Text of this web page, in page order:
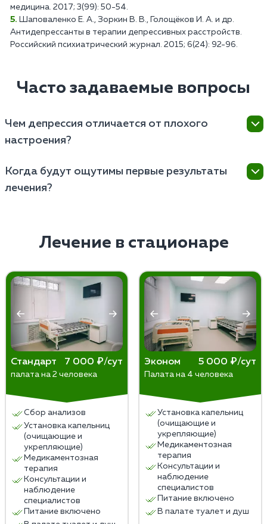
медицина. 2017; 3(99): 50-54.
Шаповаленко Е. А., Зоркин В. В., Голощёков И. А. и др.
Антидепрессанты в терапии депрессивных расстройств.
Российский психиатрический журнал. 2015; 6(24): 92-96.
Часто задаваемые вопросы
Чем депрессия отличается от плохого
настроения?
симптомов (более двух недель), более интенсивным
и устойчивым нарушением настроения. Она может
потерей аппетита или избыточным приемом пищи,
более серьезные последствия для здоровья, может
привести к ухудшению физического и психического
благополучия и повышает риск самоубийства.
Когда будут ощутимы первые результаты
лечения?
Тип и тяжесть депрессивного расстройства –
поддаются терапии и требуют большего
времени для достижения значимых улучшений.
Индивидуальные особенности пациента —
некоторым людям потребуется больше
времени, чтобы заметить улучшения в своем
состоянии.
Как правило, ощутимые результаты начинают
появляться в течение нескольких недель после
восстановления может потребоваться
продолжительное время — от нескольких
месяцев до года и более.
Лечение в стационаре
Стандарт 7 000 ₽/сут
палата на 2 человека
Сбор анализов
Установка капельниц
(очищающие и
укрепляющие)
Медикаментозная
терапия
Консультации и
наблюдение
специалистов
Питание включено
Эконом 5 000 ₽/сут
Палата на 4 человека
Установка капельниц
(очищающие и
укрепляющие)
Медикаментозная
терапия
Консультации и
наблюдение
специалистов
Питание включено
В палате туалет и душ